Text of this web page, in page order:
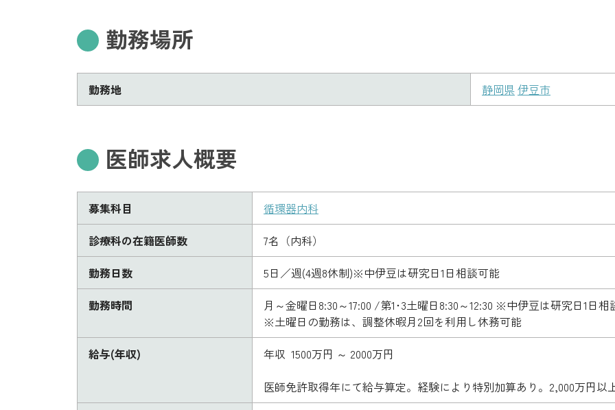
勤務場所
勤務地 静岡県伊豆市
医師求人概要
募集科目
循環器内科
診療科の在籍医師数
7名（内科）
勤務日数
5日／週(4週8休制)※中伊豆は研究日1日相談可能
勤務時間
月～金曜日8:30～17:00 /第1･3土曜日8:30～12:30 ※中伊豆は研究日1日相
※土曜日の勤務は、調整休暇月2回を利用し休務可能
給与(年収)
年収 1500万円 ～ 2000万円
医師免許取得年にて給与算定。経験により特別加算あり。2,000万円以